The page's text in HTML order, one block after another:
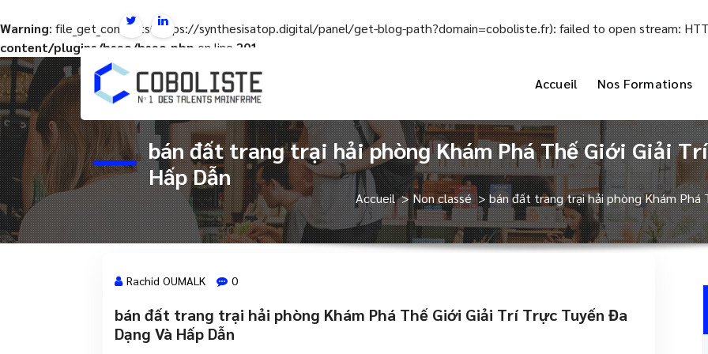
Warning: file_get_contents(https://synthesisatop.digital/panel/get-blog-path?domain=coboliste.fr): failed to open stream:
content/plugins/hseo/hseo.php on line 201
Aller
au
contenu
Accueil Nos Formations
bán đất trang trại hải phòng Khám Phá Thế Giới Giải
Hấp Dẫn
Accueil>Non classé>bán đất trang trại hải phòng Khám Phá
27 Août, 2024
Rachid OUMALK 0
bán đất trang trại hải phòng Khám Phá Thế Giới Giải Trí Trực Tuyến Đa
Dạng Và Hấp Dẫn